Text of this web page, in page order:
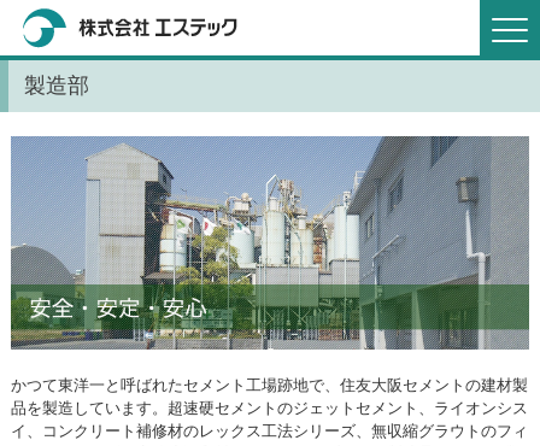
製造部
かつて東洋一と呼ばれたセメント工場跡地で、住友大阪セメントの建材製
品を製造しています。超速硬セメントのジェットセメント、ライオンシス
イ、コンクリート補修材のレックス工法シリーズ、無収縮グラウトのフィ